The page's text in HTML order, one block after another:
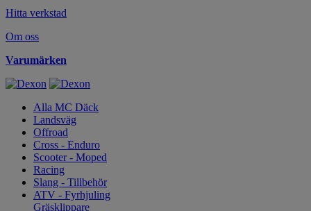
Hitta verkstad
Om oss
Varumärken
Alla MC Däck
Landsväg
Offroad
Cross - Enduro
Scooter - Moped
Racing
Slang - Tillbehör
ATV - Fyrhjuling
Gräsklippare